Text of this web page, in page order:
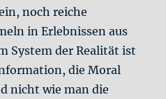
noch reiche
in Erlebnissen aus
System der Realität ist
die Moral
nicht wie man die